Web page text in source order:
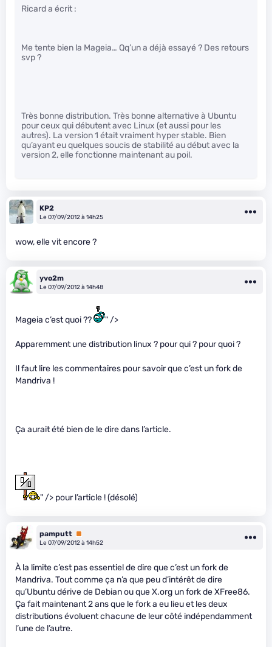
Ricard a écrit :
Me tente bien la Mageia… Qq’un a déjà essayé ? Des retours
svp ?
Très bonne distribution. Très bonne alternative à Ubuntu
pour ceux qui débutent avec Linux (et aussi pour les
autres). La version 1 était vraiment hyper stable. Bien
qu’ayant eu quelques soucis de stabilité au début avec la
version 2, elle fonctionne maintenant au poil.
KP2
Le 07/09/2012 à 14h25
wow, elle vit encore ?
yvo2m
Le 07/09/2012 à 14h48
Mageia c’est quoi ?? " />
Apparemment une distribution linux ? pour qui ? pour quoi ?
Il faut lire les commentaires pour savoir que c’est un fork de
Mandriva !
Ça aurait été bien de le dire dans l’article.
" /> pour l’article ! (désolé)
pamputt Premium
Le 07/09/2012 à 14h52
À la limite c’est pas essentiel de dire que c’est un fork de
Mandriva. Tout comme ça n’a que peu d’intérêt de dire
qu’Ubuntu dérive de Debian ou que X.org un fork de XFree86.
Ça fait maintenant 2 ans que le fork a eu lieu et les deux
distributions évoluent chacune de leur côté indépendamment
l’une de l’autre.